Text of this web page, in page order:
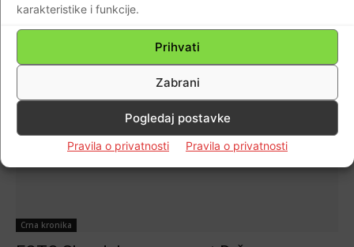
karakteristike i funkcije.
Prihvati
Zabrani
Pogledaj postavke
Pravila o privatnosti Pravila o privatnosti
Crna kronika